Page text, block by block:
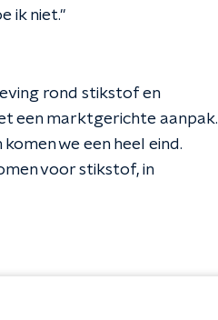
ik niet."
rond stikstof en
een marktgerichte aanpak.
we een heel eind.
voor stikstof, in